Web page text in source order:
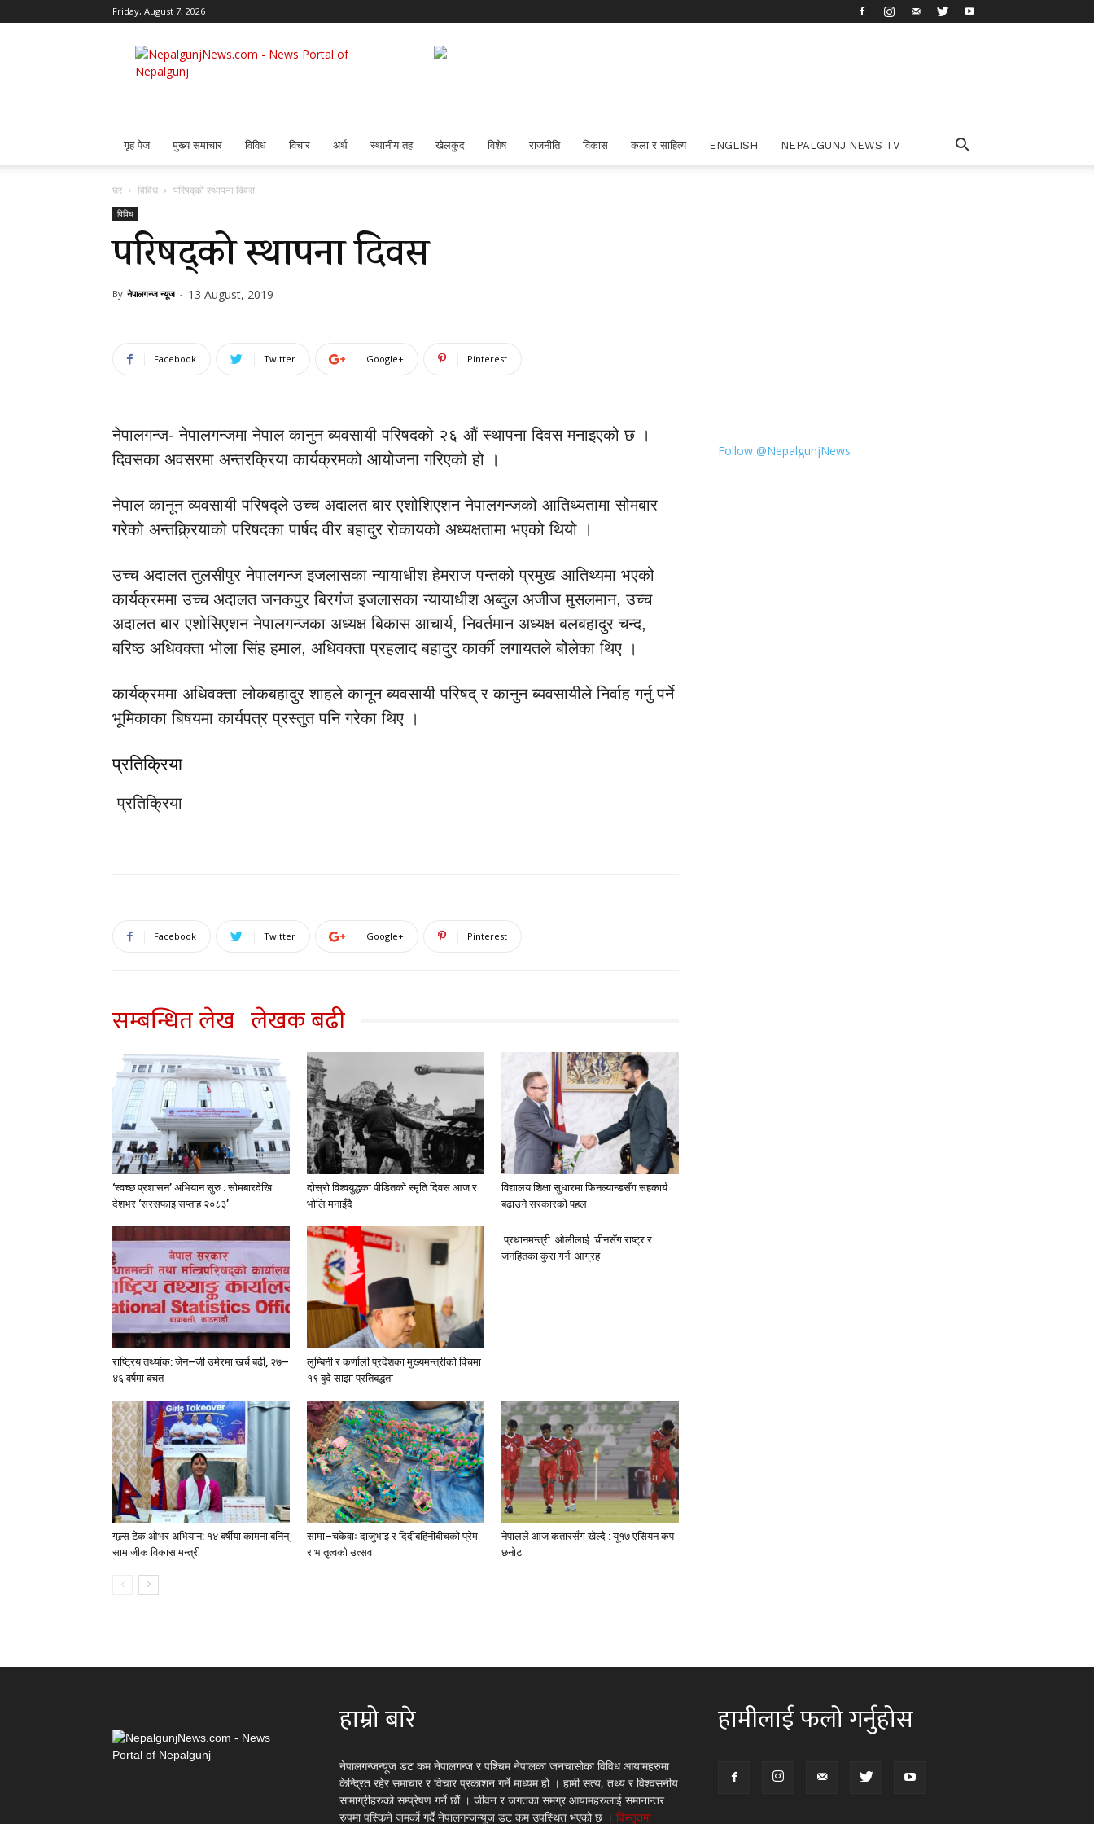
Friday, August 7, 2026
Nepalgunj
News
गृह पेज मुख्य समाचार विविध विचार अर्थ स्थानीय तह खेलकुद विशेष राजनीति विकास कला र साहित्य ENGLISH NEPALGUNJ NEWS TV
घर विविध परिषद्को स्थापना दिवस
विविध
परिषद्को स्थापना दिवस
By नेपालगन्ज न्यूज - 13 August, 2019
Facebook Twitter Google+ Pinterest
नेपालगन्ज- नेपालगन्जमा नेपाल कानुन ब्यवसायी परिषदको २६ औं स्थापना दिवस मनाइएको छ ।
दिवसका अवसरमा अन्तरक्रिया कार्यक्रमको आयोजना गरिएको हो ।
नेपाल कानून व्यवसायी परिषद्ले उच्च अदालत बार एशोशिएशन नेपालगन्जको आतिथ्यतामा सोमबार
गरेको अन्तक्र्रियाको परिषदका पार्षद वीर बहादुर रोकायको अध्यक्षतामा भएको थियो ।
उच्च अदालत तुलसीपुर नेपालगन्ज इजलासका न्यायाधीश हेमराज पन्तको प्रमुख आतिथ्यमा भएको
कार्यक्रममा उच्च अदालत जनकपुर बिरगंज इजलासका न्यायाधीश अब्दुल अजीज मुसलमान, उच्च
अदालत बार एशोसिएशन नेपालगन्जका अध्यक्ष बिकास आचार्य, निवर्तमान अध्यक्ष बलबहादुर चन्द,
बरिष्ठ अधिवक्ता भोला सिंह हमाल, अधिवक्ता प्रहलाद बहादुर कार्की लगायतले बोेलेका थिए ।
कार्यक्रममा अधिवक्ता लोकबहादुर शाहले कानून ब्यवसायी परिषद् र कानुन ब्यवसायीले निर्वाह गर्नु पर्ने
भूमिकाका बिषयमा कार्यपत्र प्रस्तुत पनि गरेका थिए ।
प्रतिक्रिया
प्रतिक्रिया
Facebook Twitter Google+ Pinterest
सम्बन्धित लेख लेखक बढी
‘स्वच्छ प्रशासन’ अभियान सुरु : सोमबारदेखि
देशभर ‘सरसफाइ सप्ताह २०८३’
दोस्रो विश्वयुद्धका पीडितको स्मृति दिवस आज र
भोलि मनाइँदै
विद्यालय शिक्षा सुधारमा फिनल्यान्डसँग सहकार्य
बढाउने सरकारको पहल
राष्ट्रिय तथ्यांक: जेन–जी उमेरमा खर्च बढी, २७–
४६ वर्षमा बचत
लुम्बिनी र कर्णाली प्रदेशका मुख्यमन्त्रीकाे विचमा
१९ बुदे साझा प्रतिबद्धता
प्रधानमन्त्री ओलीलाई चीनसँग राष्ट्र र
जनहितका कुरा गर्न आग्रह
गल्र्स टेक ओभर अभियान: १४ बर्षीया कामना बनिन्
सामाजीक विकास मन्त्री
सामा–चकेवाः दाजुभाइ र दिदीबहिनीबीचको प्रेम
र भातृत्वको उत्सव
नेपालले आज कतारसँग खेल्दै : यू१७ एसियन कप
छनोट
Follow @NepalgunjNews
हाम्रो बारे
नेपालगन्जन्यूज डट कम नेपालगन्ज र पश्चिम नेपालका जनचासोका विविध आयामहरुमा
केन्द्रित रहेर समाचार र विचार प्रकाशन गर्ने माध्यम हो । हामी सत्य, तथ्य र विश्वसनीय
सामाग्रीहरुको सम्प्रेषण गर्ने छौं । जीवन र जगतका समग्र आयामहरुलाई समानान्तर
रुपमा पस्किने जमर्को गर्दै नेपालगन्जन्यूज डट कम उपस्थित भएको छ । विस्तृतमा
हामीलाई फलो गर्नुहोस